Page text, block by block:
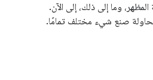
وما إلى ذلك، إلى الآن.
صنع شيء مختلف تمامًا.